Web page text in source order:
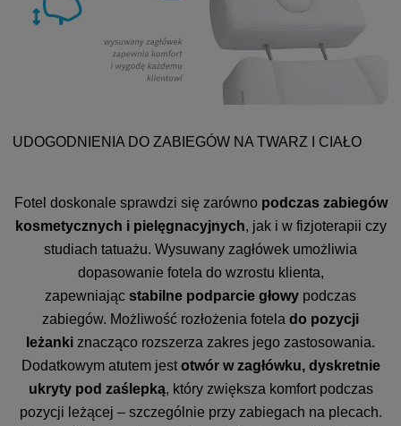
UDOGODNIENIA DO ZABIEGÓW NA TWARZ I CIAŁO
Fotel doskonale sprawdzi się zarówno podczas zabiegów
kosmetycznych i pielęgnacyjnych, jak i w fizjoterapii czy
studiach tatuażu. Wysuwany zagłówek umożliwia
dopasowanie fotela do wzrostu klienta,
zapewniając stabilne podparcie głowy podczas
zabiegów. Możliwość rozłożenia fotela do pozycji
leżanki znacząco rozszerza zakres jego zastosowania.
Dodatkowym atutem jestotwór w zagłówku, dyskretnie
ukryty pod zaślepką, który zwiększa komfort podczas
pozycji leżącej – szczególnie przy zabiegach na plecach.